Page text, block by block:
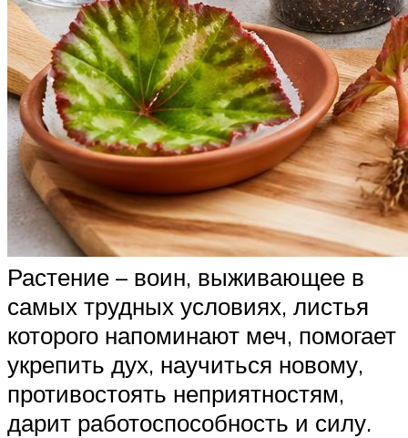
Растение – воин, выживающее в
самых трудных условиях, листья
которого напоминают меч, помогает
укрепить дух, научиться новому,
противостоять неприятностям,
дарит работоспособность и силу.